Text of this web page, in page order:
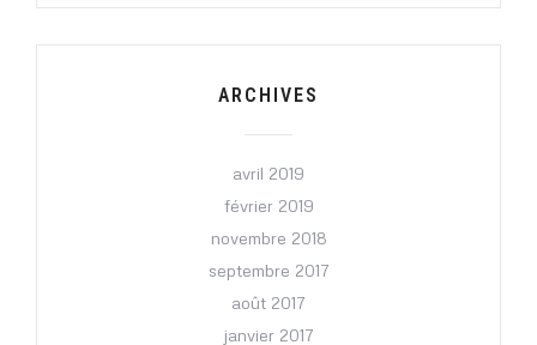
ARCHIVES
avril 2019
février 2019
novembre 2018
septembre 2017
août 2017
janvier 2017